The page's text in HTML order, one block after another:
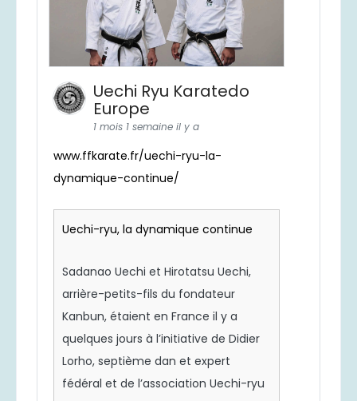
Uechi Ryu Karatedo
Europe
1 mois 1 semaine il y a
www.ffkarate.fr/uechi-ryu-la-
dynamique-continue/
Uechi-ryu, la dynamique continue
Sadanao Uechi et Hirotatsu Uechi,
arrière-petits-fils du fondateur
Kanbun, étaient en France il y a
quelques jours à l’initiative de Didier
Lorho, septième dan et expert
fédéral et de l’association Uechi-ryu